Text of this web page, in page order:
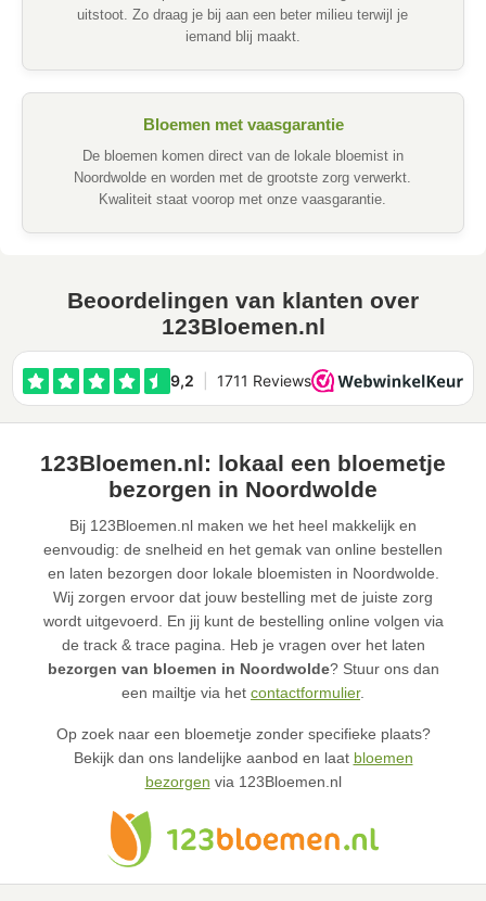
uitstoot. Zo draag je bij aan een beter milieu terwijl je
iemand blij maakt.
Bloemen met vaasgarantie
De bloemen komen direct van de lokale bloemist in
Noordwolde en worden met de grootste zorg verwerkt.
Kwaliteit staat voorop met onze vaasgarantie.
Beoordelingen van klanten over
123Bloemen.nl
123Bloemen.nl: lokaal een bloemetje
bezorgen in Noordwolde
Bij 123Bloemen.nl maken we het heel makkelijk en
eenvoudig: de snelheid en het gemak van online bestellen
en laten bezorgen door lokale bloemisten in Noordwolde.
Wij zorgen ervoor dat jouw bestelling met de juiste zorg
wordt uitgevoerd. En jij kunt de bestelling online volgen via
de track & trace pagina. Heb je vragen over het laten
bezorgen van bloemen in Noordwolde? Stuur ons dan
een mailtje via het contactformulier.
Op zoek naar een bloemetje zonder specifieke plaats?
Bekijk dan ons landelijke aanbod en laat bloemen
bezorgen via 123Bloemen.nl